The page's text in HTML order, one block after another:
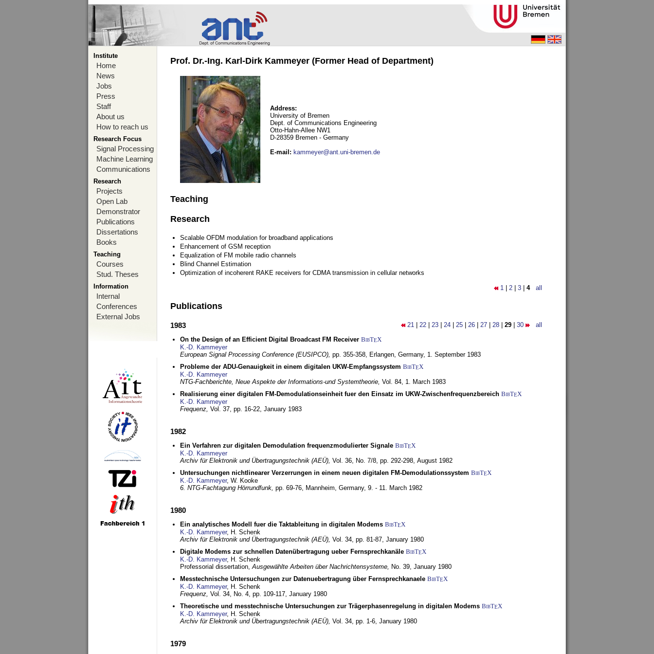
Institute
Home
News
Jobs
Press
Staff
About us
How to reach us
Research Focus
Signal Processing
Machine Learning
Communications
Research
Projects
Open Lab
Demonstrator
Publications
Dissertations
Books
Teaching
Courses
Stud. Theses
Information
Internal
Conferences
External Jobs
Prof. Dr.-Ing. Karl-Dirk Kammeyer (Former Head of Department)
Address:
University of Bremen
Dept. of Communications Engineering
Otto-Hahn-Allee NW1
D-28359 Bremen - Germany
E-mail : kammeyer@ant.uni-bremen.de
Teaching
Research
Scalable OFDM modulation for broadband applications
Enhancement of GSM reception
Equalization of FM mobile radio channels
Blind Channel Estimation
Optimization of incoherent RAKE receivers for CDMA transmission in cellular networks
1 2 3 4 all
Publications
21 22 23 24 25 26 27 28 29 30 all
1983
On the Design of an Efficient Digital Broadcast FM Receiver BibTEX
K.-D. Kammeyer
European Signal Processing Conference (EUSIPCO), pp. 355-358, Erlangen, Germany, 1. September 1983
Probleme der ADU-Genauigkeit in einem digitalen UKW-Empfangssystem BibTEX
K.-D. Kammeyer
NTG-Fachberichte, Neue Aspekte der Informations-und Systemtheorie, Vol. 84, 1. March 1983
Realisierung einer digitalen FM-Demodulationseinheit fuer den Einsatz im UKW-Zwischenfrequenzbereich BibTEX
K.-D. Kammeyer
Frequenz, Vol. 37, pp. 16-22, January 1983
1982
Ein Verfahren zur digitalen Demodulation frequenzmodulierter Signale BibTEX
K.-D. Kammeyer
Archiv für Elektronik und Übertragungstechnik (AEÜ), Vol. 36, No. 7/8, pp. 292-298, August 1982
Untersuchungen nichtlinearer Verzerrungen in einem neuen digitalen FM-Demodulationssystem BibTEX
K.-D. Kammeyer, W. Kooke
6. NTG-Fachtagung Hörrundfunk, pp. 69-76, Mannheim, Germany, 9. - 11. March 1982
1980
Ein analytisches Modell fuer die Taktableitung in digitalen Modems BibTEX
K.-D. Kammeyer, H. Schenk
Archiv für Elektronik und Übertragungstechnik (AEÜ), Vol. 34, pp. 81-87, January 1980
Digitale Modems zur schnellen Datenübertragung ueber Fernsprechkanäle BibTEX
K.-D. Kammeyer, H. Schenk
Professorial dissertation,Ausgewählte Arbeiten über Nachrichtensysteme, No. 39, January 1980
Messtechnische Untersuchungen zur Datenuebertragung über Fernsprechkanaele BibTEX
K.-D. Kammeyer, H. Schenk
Frequenz, Vol. 34, No. 4, pp. 109-117, January 1980
Theoretische und messtechnische Untersuchungen zur Trägerphasenregelung in digitalen Modems BibTEX
K.-D. Kammeyer, H. Schenk
Archiv für Elektronik und Übertragungstechnik (AEÜ), Vol. 34, pp. 1-6, January 1980
1979